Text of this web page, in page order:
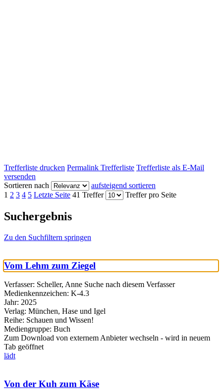
Trefferliste drucken Permalink Trefferliste Trefferliste als E-Mail
versenden
Sortieren nach
aufsteigend sortieren
1 2 3 4 5 Letzte Seite 41 Treffer Treffer pro Seite
Suchergebnis
Zu den Suchfiltern springen
Vom Lehm zum Ziegel
Verfasser: Scheller, Anne Suche nach diesem Verfasser
Medienkennzeichen: K-4.3
Jahr: 2025
Verlag: München, Hase und Igel
Reihe: Schauen und Wissen!
Mediengruppe: Buch
Zum Download von externem Anbieter wechseln - wird in neuem
Tab geöffnet
lädt
Von der Kuh zum Käse